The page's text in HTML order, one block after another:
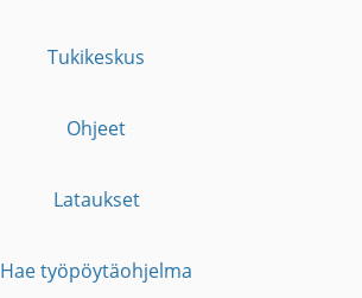
Tukikeskus
Ohjeet
Lataukset
Hae työpöytäohjelma